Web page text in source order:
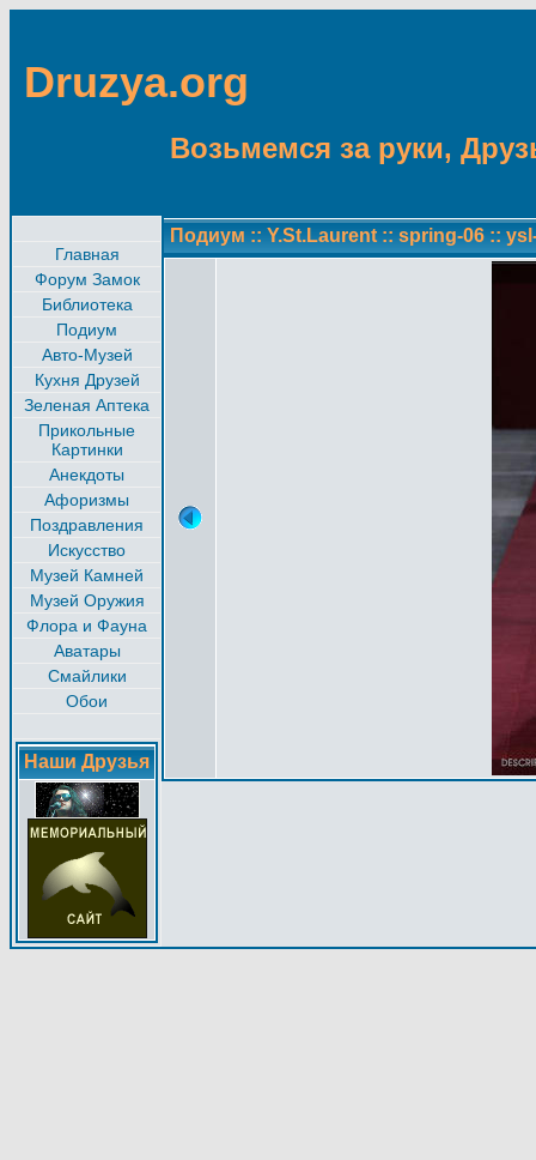
Druzya.org
Возьмемся за руки,
Главная
Форум Замок
Библиотека
Подиум
Авто-Музей
Кухня Друзей
Зеленая Аптека
Прикольные
Картинки
Анекдоты
Афоризмы
Поздравления
Искусство
Музей Камней
Музей Оружия
Флора и Фауна
Аватары
Смайлики
Обои
Наши Друзья
Подиум :: Y.St.Laurent:: spring-06 ::